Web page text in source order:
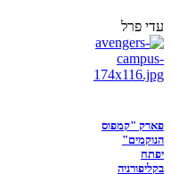
עדי פרל
פארק "קמפוס
הנוקמים"
יפתח
בקליפורניה